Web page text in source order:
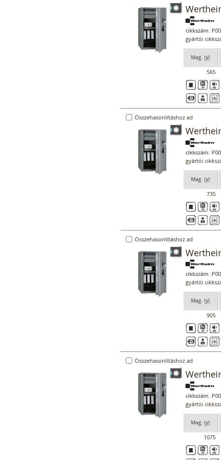
cikkszám:
gyártói
Mag. (y)
565
Összehasonlításhoz ad
cikkszám:
gyártói
Mag. (y)
735
Összehasonlításhoz ad
cikkszám:
gyártói
Mag. (y)
905
Összehasonlításhoz ad
cikkszám:
gyártói
Mag. (y)
1075